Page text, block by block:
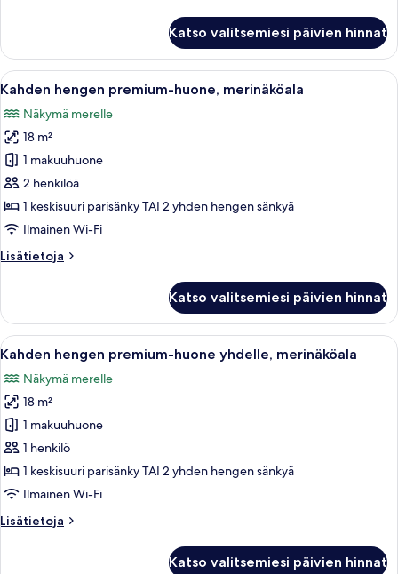
Katso valitsemiesi päivien hinnat
Avaa
kaikki
huonetyypin
Kahden
hengen
premium-
huone,
merinäköala
Moderni hotellihuone, jossa on
5
Kahden hengen premium-huone, merinäköala
Näkymä merelle
18 m²
1 makuuhuone
2 henkilöä
1 keskisuuri parisänky TAI 2 yhden hengen sänkyä
Ilmainen Wi-Fi
Lisätietoja
Lisätietoja
premium-
huone,
merinäköala
Katso valitsemiesi päivien hinnat
Avaa
kaikki
huonetyypin
Kahden
hengen
premium-
huone
yhdelle,
kuvat
Moderni hotellihuone, jossa on
5
Kahden hengen premium-huone yhdelle, merinäköala
Näkymä merelle
18 m²
1 makuuhuone
1 henkilö
1 keskisuuri parisänky TAI 2 yhden hengen sänkyä
Ilmainen Wi-Fi
Lisätietoja
Lisätietoja
Katso valitsemiesi päivien hinnat